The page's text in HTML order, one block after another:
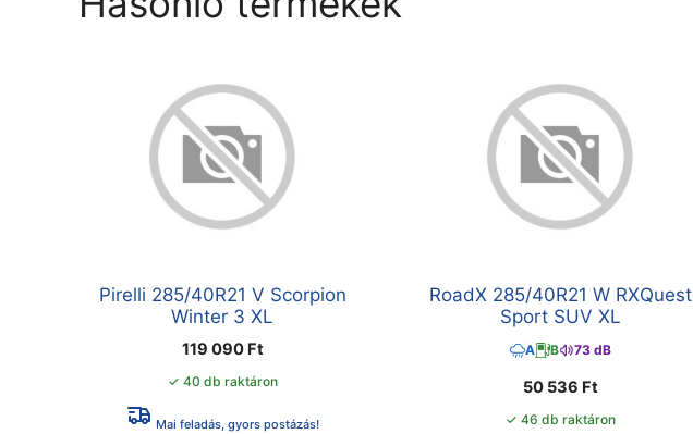
Pirelli 285/40R21 V Scorpion
Winter 3 XL
119 090 Ft
✓ 40 db raktáron
Mai feladás, gyors postázás!
RoadX 285/40R21 W RXQuest
Sport SUV XL
A B 73 dB
50 536 Ft
✓ 46 db raktáron